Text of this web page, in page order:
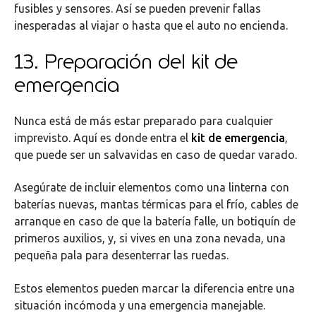
fusibles y sensores. Así se pueden prevenir fallas
inesperadas al viajar o hasta que el auto no encienda.
13. Preparación del kit de
emergencia
Nunca está de más estar preparado para cualquier
imprevisto. Aquí es donde entra el kit de emergencia,
que puede ser un salvavidas en caso de quedar varado.
Asegúrate de incluir elementos como una linterna con
baterías nuevas, mantas térmicas para el frío, cables de
arranque en caso de que la batería falle, un botiquín de
primeros auxilios, y, si vives en una zona nevada, una
pequeña pala para desenterrar las ruedas.
Estos elementos pueden marcar la diferencia entre una
situación incómoda y una emergencia manejable.